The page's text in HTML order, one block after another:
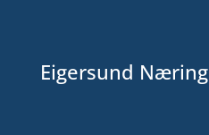
Eigersund